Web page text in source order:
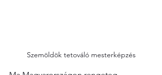
Szemöldök tetováló mesterképzés